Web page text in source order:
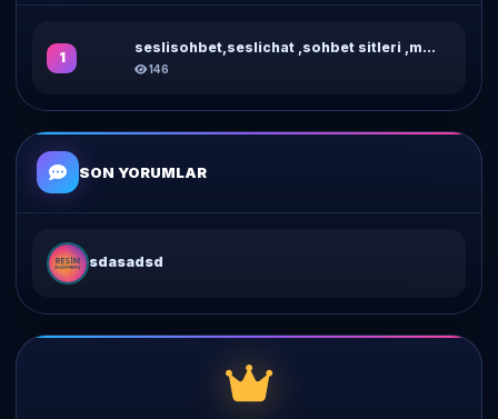
1
seslisohbet,seslichat ,sohbet sitleri ,m...
146
SON YORUMLAR
sdasadsd